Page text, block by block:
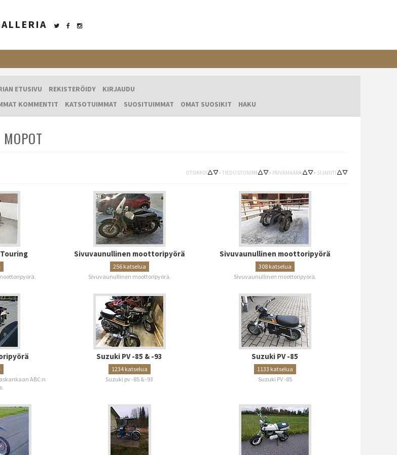
ETUSIVU REKISTERÖIDY
KIRJAUDU
KOMMENTIT KATSOTUIMMAT SUOSITUIMMAT OMAT SUOSIKIT HAKU
OTSIKKO • TIEDOSTONIMI • PÄIVÄMÄÄRÄ • SIJAINTI
Sivuvaunullinen moottoripyörä
256 katselua
Sivuvaunullinen moottoripyörä.
Sivuvaunullinen moottoripyörä
308 katselua
Sivuvaunullinen moottoripyörä.
ABC:n
Suzuki PV -85 & -93
1234 katselua
Suzuki pv -85 & -93
Suzuki PV -85
1133 katselua
Suzuki PV -85